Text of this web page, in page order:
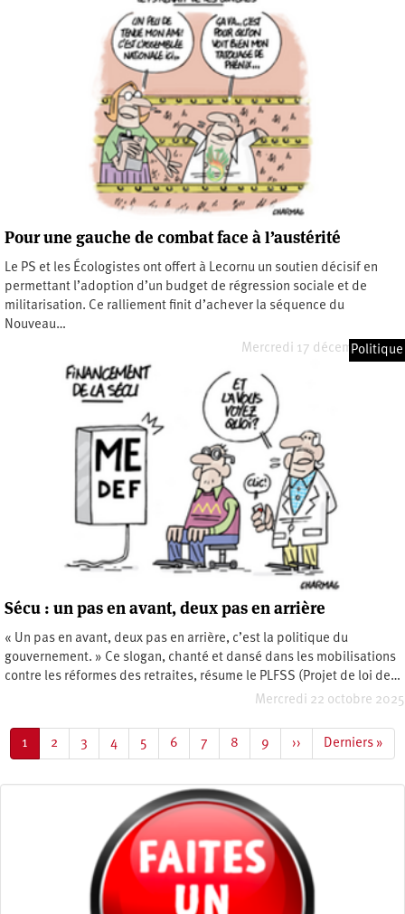
Pour une gauche de combat face à l’austérité
Le PS et les Écologistes ont offert à Lecornu un soutien décisif en
permettant l’adoption d’un budget de régression sociale et de
militarisation. Ce ralliement finit d’achever la séquence du
Nouveau…
Mercredi 17 décembre 2025
Politique
Sécu : un pas en avant, deux pas en arrière
« Un pas en avant, deux pas en arrière, c’est la politique du
gouvernement. » Ce slogan, chanté et dansé dans les mobilisations
contre les réformes des retraites, résume le PLFSS (Projet de loi de…
Mercredi 22 octobre 2025
Page
courante
1 Page
2 Page
3 Page
4 Page
5 Page
6 Page
7 Page
8 Page
9
Page
suivante
››
Dernière
page
Derniers »